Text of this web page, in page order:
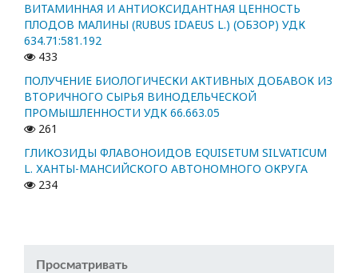
ВИТАМИННАЯ И АНТИОКСИДАНТНАЯ ЦЕННОСТЬ
ПЛОДОВ МАЛИНЫ (RUBUS IDAEUS L.) (ОБЗОР) УДК
634.71:581.192
433
ПОЛУЧЕНИЕ БИОЛОГИЧЕСКИ АКТИВНЫХ ДОБАВОК ИЗ
ВТОРИЧНОГО СЫРЬЯ ВИНОДЕЛЬЧЕСКОЙ
ПРОМЫШЛЕННОСТИ УДК 66.663.05
261
ГЛИКОЗИДЫ ФЛАВОНОИДОВ EQUISETUM SILVATICUM
L. ХАНТЫ-МАНСИЙСКОГО АВТОНОМНОГО ОКРУГА
234
Просматривать